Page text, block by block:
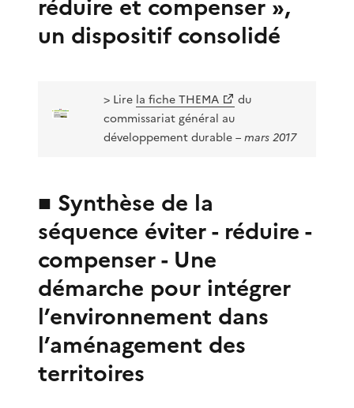
réduire et compenser »,
un dispositif consolidé
> Lire la fiche THEMA
du
commissariat général au
développement durable– mars 2017
■ Synthèse de la
séquence éviter - réduire -
compenser - Une
démarche pour intégrer
l’environnement dans
l’aménagement des
territoires